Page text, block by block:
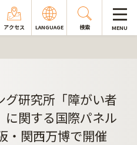
アクセス LANGUAGE 検索 MENU
グ研究所「障がい者
に関する国際パネル
・関西万博で開催